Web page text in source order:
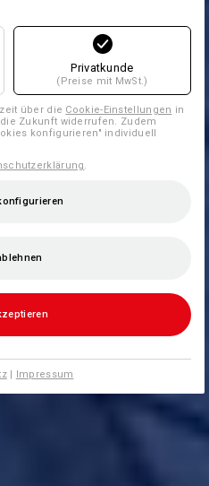
Privatkunde
(Preise mit MwSt.)
über die Cookie-Einstellungen in
Zukunft widerrufen. Zudem
konfigurieren" individuell
| Impressum